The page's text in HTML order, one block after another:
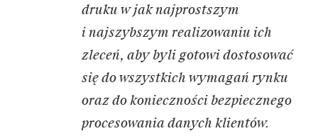
druku w jak najprostszym
i najszybszym realizowaniu ich
zleceń, aby byli gotowi dostosować
się do wszystkich wymagań rynku
oraz do konieczności bezpiecznego
procesowania danych klientów.